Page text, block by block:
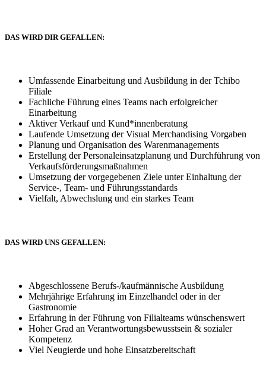
DAS WIRD DIR GEFALLEN:
Umfassende Einarbeitung und Ausbildung in der Tchibo
Filiale
Fachliche Führung eines Teams nach erfolgreicher
Einarbeitung
Aktiver Verkauf und Kund*innenberatung
Laufende Umsetzung der Visual Merchandising Vorgaben
Planung und Organisation des Warenmanagements
Erstellung der Personaleinsatzplanung und Durchführung von
Verkaufsförderungsmaßnahmen
Umsetzung der vorgegebenen Ziele unter Einhaltung der
Service-, Team- und Führungsstandards
Vielfalt, Abwechslung und ein starkes Team
DAS WIRD UNS GEFALLEN:
Abgeschlossene Berufs-/kaufmännische Ausbildung
Mehrjährige Erfahrung im Einzelhandel oder in der
Gastronomie
Erfahrung in der Führung von Filialteams wünschenswert
Hoher Grad an Verantwortungsbewusstsein & sozialer
Kompetenz
Viel Neugierde und hohe Einsatzbereitschaft